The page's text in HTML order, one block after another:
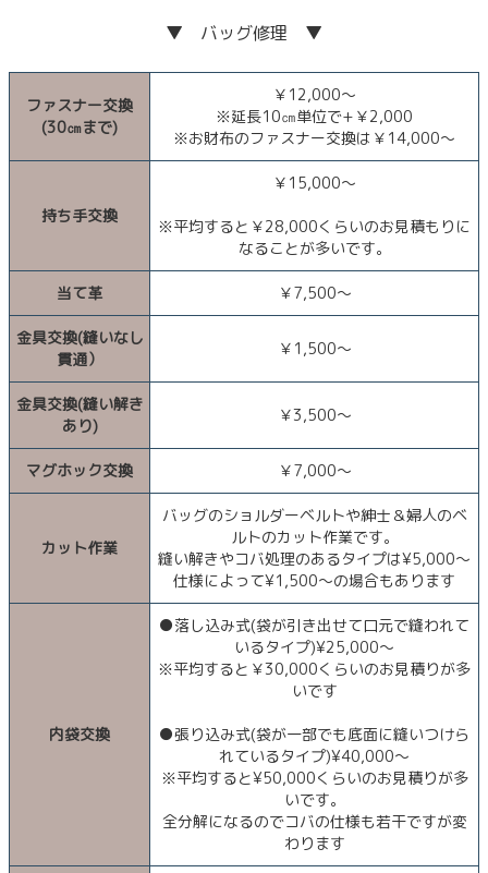
▼ バッグ修理 ▼
ファスナー交換
(30㎝まで)
￥12,000～
※延長10㎝単位で+￥2,000
※お財布のファスナー交換は￥14,000～
持ち手交換
￥15,000～
※平均すると￥28,000くらいのお見積もりに
なることが多いです。
当て革 ￥7,500～
金具交換(縫いなし
貫通）
￥1,500～
金具交換(縫い解き
あり)
￥3,500～
マグホック交換 ￥7,000～
カット作業
バッグのショルダーベルトや紳士＆婦人のベ
ルトのカット作業です。
縫い解きやコバ処理のあるタイプは¥5,000～
仕様によって¥1,500～の場合もあります
内袋交換
●落し込み式(袋が引き出せて口元で縫われて
いるタイプ)¥25,000～
※平均すると￥30,000くらいのお見積りが多
いです
●張り込み式(袋が一部でも底面に縫いつけら
れているタイプ)¥40,000～
※平均すると¥50,000くらいのお見積りが多
いです。
全分解になるのでコバの仕様も若干ですが変
わります